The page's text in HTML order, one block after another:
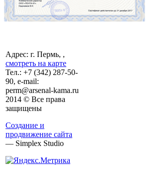
Адрес: г. Пермь, ,
смотреть на карте
Тел.: +7 (342) 287-50-
90, e-mail:
perm@arsenal-kama.ru
2014 © Все права
защищены
Создание и
продвижение сайта
— Simplex Studio